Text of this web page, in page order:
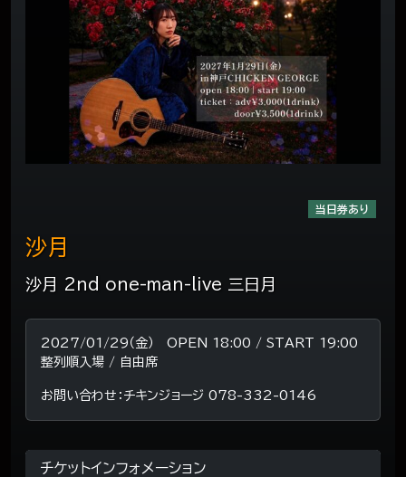
当日券あり
沙月 2nd one-man-live 三日月
沙月
2027/01/29（金） OPEN 18:00 / START 19:00
整列順入場 / 自由席
お問い合わせ：チキンジョージ 078-332-0146
チケットインフォメーション